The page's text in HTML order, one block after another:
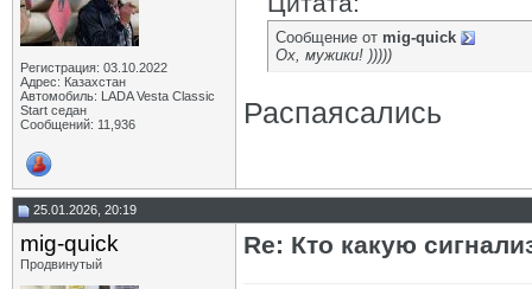
Регистрация: 03.10.2022
Адрес: Казахстан
Автомобиль: LADA Vesta Classic
Start седан
Сообщений: 11,936
Сообщение от mig-quick
Ох, мужики! )))))
Распаясались
25.01.2026, 20:19
mig-quick
Продвинутый
Re: Кто какую